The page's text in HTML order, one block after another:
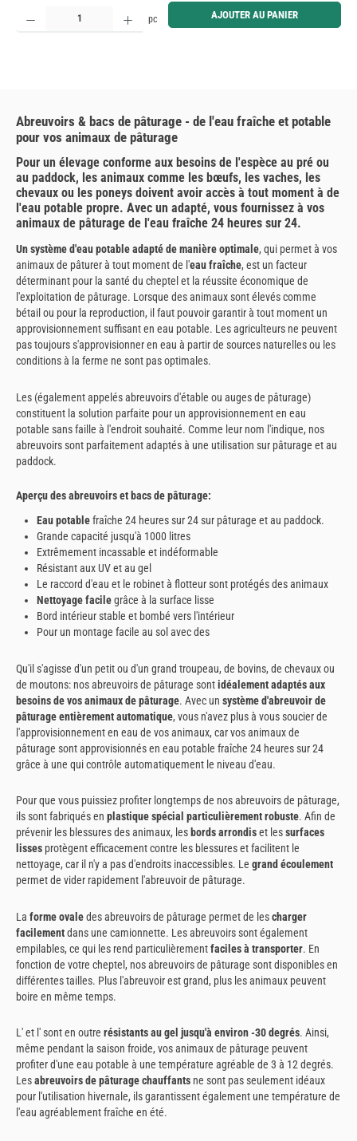
Quantité de produit : Entrez la quantité souhaitée ou utilisez les boutons pour augmenter ou
pc AJOUTER AU PANIER
Abreuvoirs & bacs de pâturage - de l'eau fraîche et potable
pour vos animaux de pâturage
Pour un élevage conforme aux besoins de l'espèce au pré ou
au paddock, les animaux comme les bœufs, les vaches, les
chevaux ou les poneys doivent avoir accès à tout moment à de
l'eau potable propre. Avec un adapté, vous fournissez à vos
animaux de pâturage de l'eau fraîche 24 heures sur 24.
Un système d'eau potable adapté de manière optimale, qui permet à vos
animaux de pâturer à tout moment de l'eau fraîche, est un facteur
déterminant pour la santé du cheptel et la réussite économique de
l'exploitation de pâturage. Lorsque des animaux sont élevés comme
bétail ou pour la reproduction, il faut pouvoir garantir à tout moment un
approvisionnement suffisant en eau potable. Les agriculteurs ne peuvent
pas toujours s'approvisionner en eau à partir de sources naturelles ou les
conditions à la ferme ne sont pas optimales.
Les (également appelés abreuvoirs d'étable ou auges de pâturage)
constituent la solution parfaite pour un approvisionnement en eau
potable sans faille à l'endroit souhaité. Comme leur nom l'indique, nos
abreuvoirs sont parfaitement adaptés à une utilisation sur pâturage et au
paddock.
Aperçu des abreuvoirs et bacs de pâturage:
Eau potablefraîche 24 heures sur 24 sur pâturage et au paddock.
Grande capacité jusqu'à 1000 litres
Extrêmement incassable et indéformable
Résistant aux UV et au gel
Le raccord d'eau et le robinet à flotteur sont protégés des animaux
Nettoyage facilegrâce à la surface lisse
Bord intérieur stable et bombé vers l'intérieur
Pour un montage facile au sol avec des
Qu'il s'agisse d'un petit ou d'un grand troupeau, de bovins, de chevaux ou
de moutons: nos abreuvoirs de pâturage sontidéalement adaptés aux
besoins de vos animaux de pâturage. Avec un système d'abreuvoir de
pâturage entièrement automatique, vous n'avez plus à vous soucier de
l'approvisionnement en eau de vos animaux, car vos animaux de
pâturage sont approvisionnés en eau potable fraîche 24 heures sur 24
grâce à une qui contrôle automatiquement le niveau d'eau.
Pour que vous puissiez profiter longtemps de nos abreuvoirs de pâturage,
ils sont fabriqués en plastique spécial particulièrement robuste. Afin de
prévenir les blessures des animaux, les bords arrondiset lessurfaces
lisses protègent efficacement contre les blessures et facilitent le
nettoyage, car il n'y a pas d'endroits inaccessibles. Le grand écoulement
permet de vider rapidement l'abreuvoir de pâturage.
La forme ovaledes abreuvoirs de pâturage permet de lescharger
facilementdans une camionnette. Les abreuvoirs sont également
empilables, ce qui les rend particulièrementfaciles à transporter. En
fonction de votre cheptel, nos abreuvoirs de pâturage sont disponibles en
différentes tailles. Plus l'abreuvoir est grand, plus les animaux peuvent
boire en même temps.
L' et l' sont en outre résistants au gel jusqu'à environ -30 degrés. Ainsi,
même pendant la saison froide, vos animaux de pâturage peuvent
profiter d'une eau potable à une température agréable de 3 à 12 degrés.
Lesabreuvoirs de pâturage chauffants ne sont pas seulement idéaux
pour l'utilisation hivernale, ils garantissent également une température de
l'eau agréablement fraîche en été.